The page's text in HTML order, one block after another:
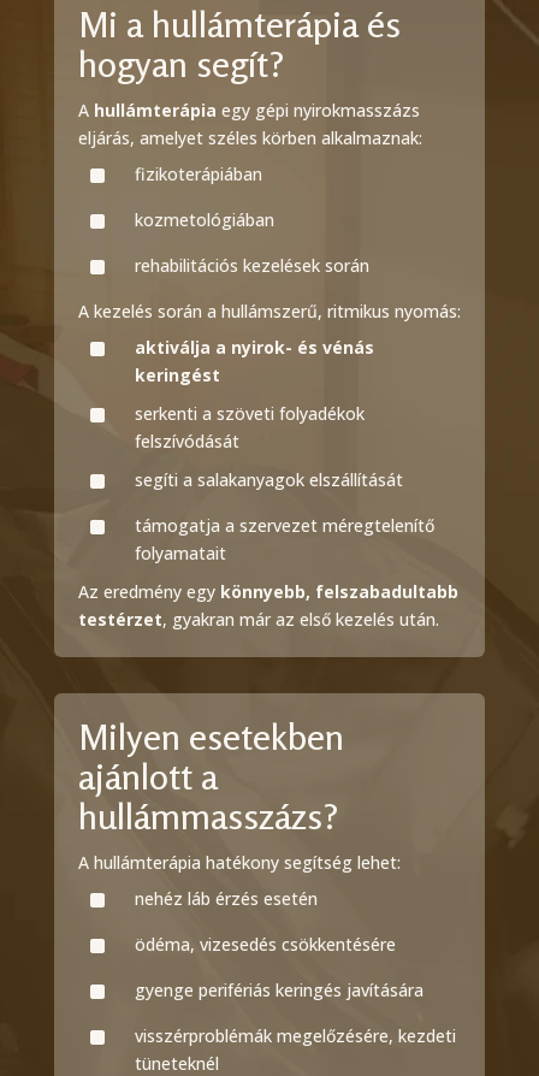
Mi a hullámterápia és
hogyan segít?
A hullámterápia egy gépi nyirokmasszázs
eljárás, amelyet széles körben alkalmaznak:
^ fizikoterápiában
^ kozmetológiában
^
rehabilitációs kezelések során
A kezelés során a hullámszerű, ritmikus nyomás:
^
aktiválja a nyirok- és vénás
keringést
^
serkenti a szöveti folyadékok
felszívódását
^ segíti a salakanyagok elszállítását
^
támogatja a szervezet méregtelenítő
folyamatait
Az eredmény egy könnyebb, felszabadultabb
testérzet, gyakran már az első kezelés után.
Milyen esetekben
ajánlott a
hullámmasszázs?
A hullámterápia hatékony segítség lehet:
^ nehéz láb érzés esetén
^ ödéma, vizesedés csökkentésére
^ gyenge perifériás keringés javítására
^
visszérproblémák megelőzésére, kezdeti
tüneteknél